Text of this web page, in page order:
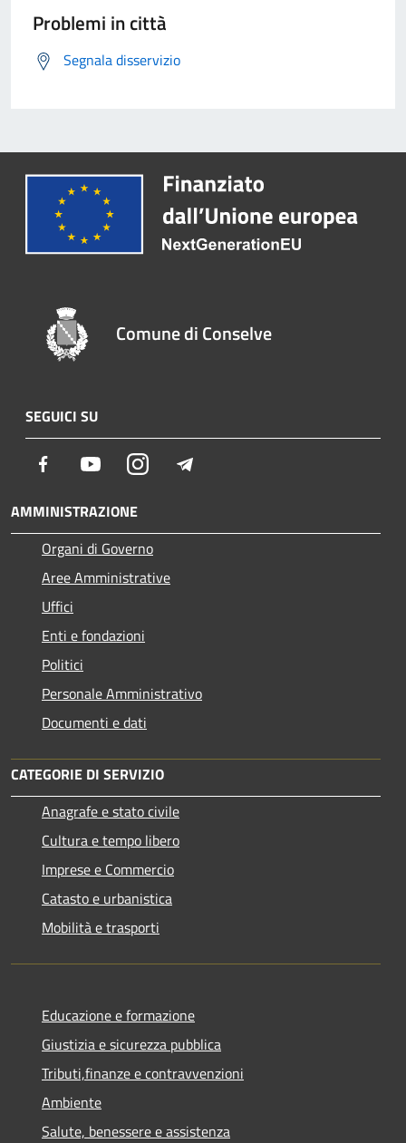
Problemi in città
Segnala disservizio
Comune di Conselve
SEGUICI SU
Facebook YoutubeInstagram
AMMINISTRAZIONE
Organi di Governo
Aree Amministrative
Uffici
Enti e fondazioni
Politici
Personale Amministrativo
Documenti e dati
CATEGORIE DI SERVIZIO
Anagrafe e stato civile
Cultura e tempo libero
Imprese e Commercio
Catasto e urbanistica
Mobilità e trasporti
Educazione e formazione
Giustizia e sicurezza pubblica
Tributi,finanze e contravvenzioni
Ambiente
Salute, benessere e assistenza